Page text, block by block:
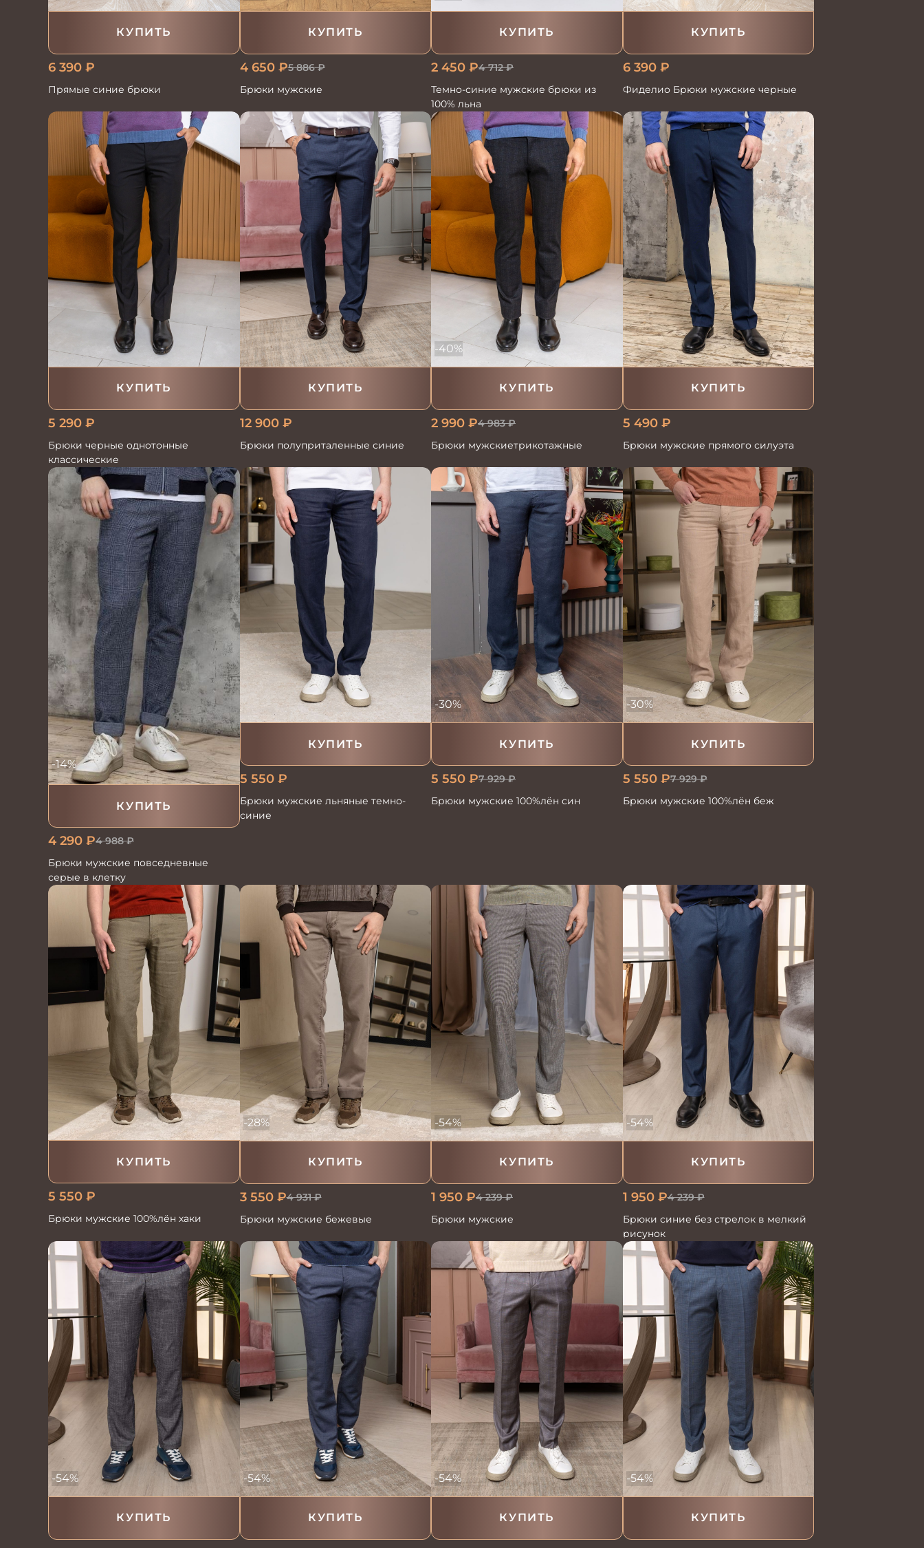
КУПИТЬ
6 390 ₽
Прямые синие брюки
КУПИТЬ
4 650₽5 886₽
Брюки мужские
КУПИТЬ
2 450 ₽4 712₽
Темно-синие мужские брюки из
100% льна
КУПИТЬ
6 390₽
Фиделио Брюки мужские черные
КУПИТЬ
5 290 ₽
Брюки черные однотонные
классические
КУПИТЬ
12 900₽
Брюки полуприталенные синие
КУПИТЬ
-40%
2 990 ₽4 983₽
Брюки мужскиетрикотажные
КУПИТЬ
5 490₽
Брюки мужские прямого силуэта
КУПИТЬ
-14%
4 290 ₽4 988₽
Брюки мужские повседневные
серые в клетку
КУПИТЬ
5 550₽
Брюки мужские льняные темно-
синие
КУПИТЬ
-30%
5 550 ₽7 929₽
Брюки мужские 100%лён син
КУПИТЬ
-30%
5 550₽7 929₽
Брюки мужские 100%лён беж
КУПИТЬ
5 550 ₽
Брюки мужские 100%лён хаки
КУПИТЬ
-28%
3 550₽4 931₽
Брюки мужские бежевые
КУПИТЬ
-54%
1 950 ₽4 239₽
Брюки мужские
КУПИТЬ
-54%
1 950₽4 239₽
Брюки синие без стрелок в мелкий
рисунок
КУПИТЬ
-54%
КУПИТЬ
-54%
КУПИТЬ
-54%
КУПИТЬ
-54%